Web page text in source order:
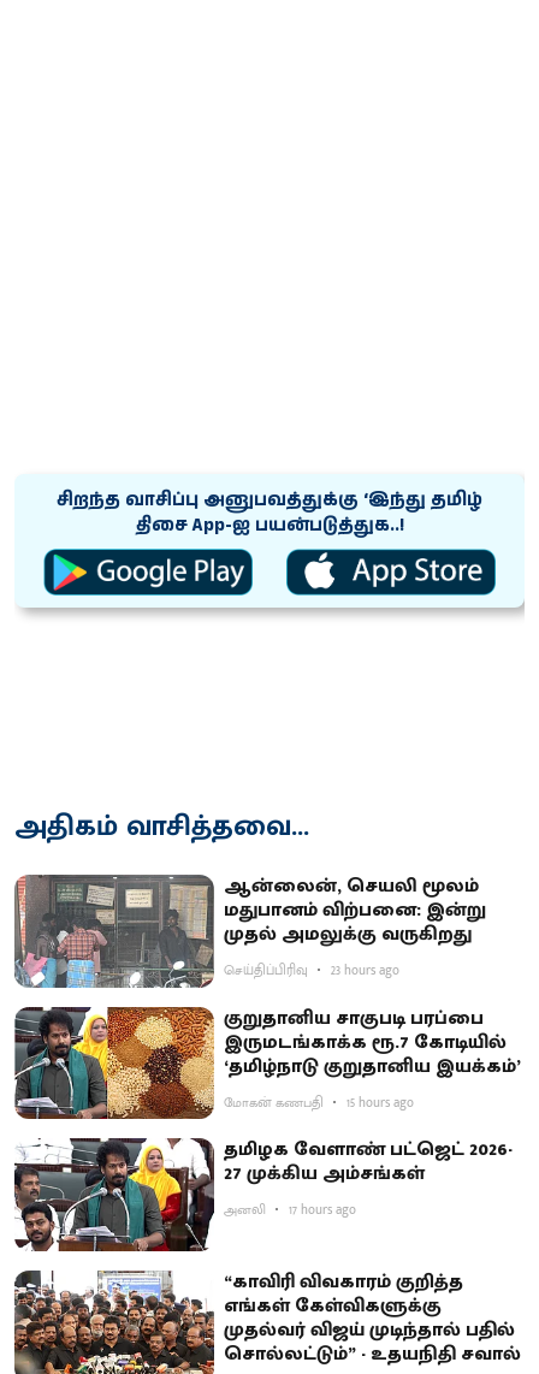
சிறந்த வாசிப்பு அனுபவத்துக்கு ‘இந்து தமிழ்
திசை App-ஐ பயன்படுத்துக..!
அதிகம் வாசித்தவை...
ஆன்லைன், செயலி மூலம்
மதுபானம் விற்பனை: இன்று
முதல் அமலுக்கு வருகிறது
செய்திப்பிரிவு 23 hours ago
குறுதானிய சாகுபடி பரப்பை
இருமடங்காக்க ரூ.7 கோடியில்
‘தமிழ்நாடு குறுதானிய இயக்கம்’
மோகன் கணபதி 15 hours ago
தமிழக வேளாண் பட்ஜெட் 2026-
27 முக்கிய அம்சங்கள்
அனலி 17 hours ago
“காவிரி விவகாரம் குறித்த
எங்கள் கேள்விகளுக்கு
முதல்வர் விஜய் முடிந்தால் பதில்
சொல்லட்டும்” - உதயநிதி சவால்